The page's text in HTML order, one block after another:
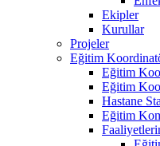
Ekipler
Kurullar
Projeler
Eğitim
Eğitim
Eğitim
Hastane
Eğitim